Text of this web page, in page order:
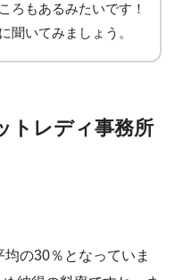
ろもあるみたいです！
聞いてみましょう。
トレディ事務所
の30％となっていま